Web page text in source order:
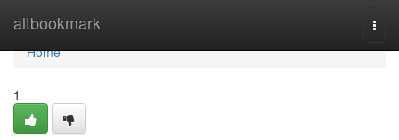
altbookmark
Home
Home
1